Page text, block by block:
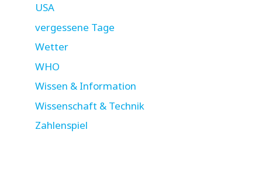
USA
vergessene Tage
Wetter
WHO
Wissen & Information
Wissenschaft & Technik
Zahlenspiel